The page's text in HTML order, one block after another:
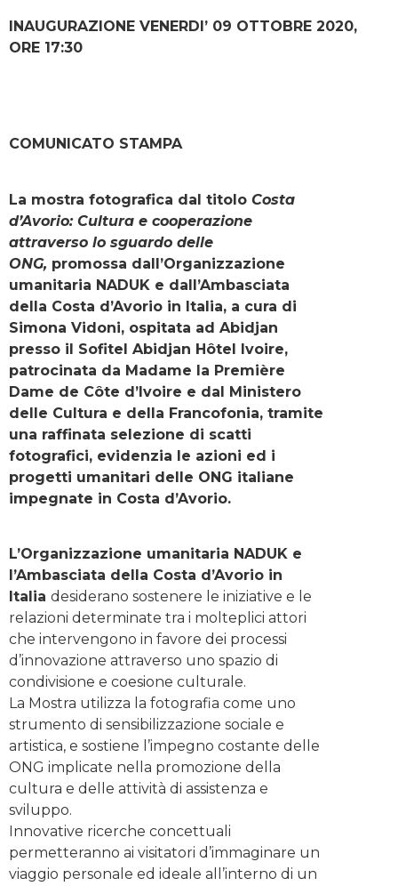
INAUGURAZIONE VENERDI’ 09 OTTOBRE 2020,
ORE 17:30
COMUNICATO STAMPA
La mostra fotografica dal titolo Costa
d’Avorio: Cultura e cooperazione
attraverso lo sguardo delle
ONG, promossa dall’Organizzazione
umanitaria NADUK e dall’Ambasciata
della Costa d’Avorio in Italia, a cura di
Simona Vidoni, ospitata ad Abidjan
presso il Sofitel Abidjan Hôtel Ivoire,
patrocinata da Madame la Première
Dame de Côte d’Ivoire e dal Ministero
delle Cultura e della Francofonia, tramite
una raffinata selezione di scatti
fotografici, evidenzia le azioni ed i
progetti umanitari delle ONG italiane
impegnate in Costa d’Avorio.
L’Organizzazione umanitaria NADUK e
l’Ambasciata della Costa d’Avorio in
Italia desiderano sostenere le iniziative e le
relazioni determinate tra i molteplici attori
che intervengono in favore dei processi
d’innovazione attraverso uno spazio di
condivisione e coesione culturale.
La Mostra utilizza la fotografia come uno
strumento di sensibilizzazione sociale e
artistica, e sostiene l’impegno costante delle
ONG implicate nella promozione della
cultura e delle attività di assistenza e
sviluppo.
Innovative ricerche concettuali
permetteranno ai visitatori d’immaginare un
viaggio personale ed ideale all’interno di un